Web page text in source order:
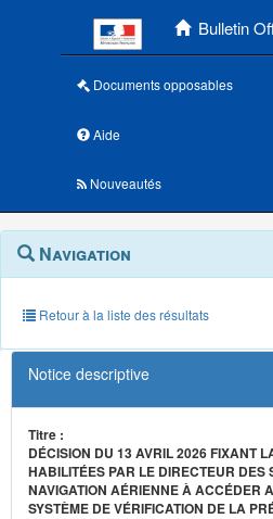
Bulletin
Documents opposables
Aide
Nouveautés
Navigation
outils
annexes
Menu
contextuel
Navigation
Retour à la liste des résultats
Notice descriptive
Titre :
DÉCISION DU 13 AVRIL 2026 FIXANT
HABILITÉES PAR LE DIRECTEUR DES
NAVIGATION AÉRIENNE À ACCÉDER
SYSTÈME DE VÉRIFICATION DE LA